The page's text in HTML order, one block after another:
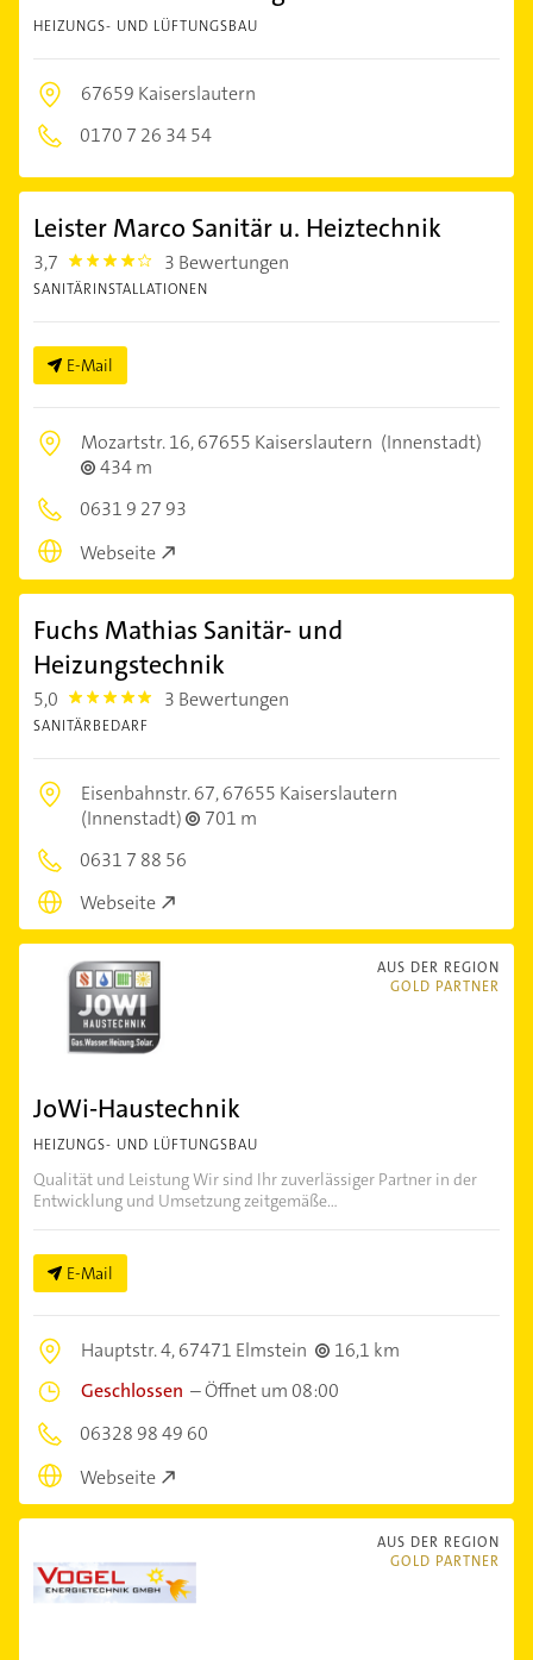
HEIZUNGS- UND LÜFTUNGSBAU
67659 Kaiserslautern
0170 7 26 34 54
Leister Marco Sanitär u. Heiztechnik
3,7 3.7 3 Bewertungen
SANITÄRINSTALLATIONEN
E-Mail
Mozartstr. 16,67655 Kaiserslautern (Innenstadt)
434 m
0631 9 27 93
Webseite
Fuchs Mathias Sanitär- und
Heizungstechnik
5,0 5.0 3 Bewertungen
SANITÄRBEDARF
Eisenbahnstr. 67,67655 Kaiserslautern
(Innenstadt)
701 m
0631 7 88 56
Webseite
AUS DER REGION
GOLD PARTNER
JoWi-Haustechnik
HEIZUNGS- UND LÜFTUNGSBAU
Qualität und Leistung Wir sind Ihr zuverlässiger Partner in der
Entwicklung und Umsetzung zeitgemäße...
E-Mail
Hauptstr. 4,67471 Elmstein
16,1 km
Geschlossen –Öffnet um 08:00
06328 98 49 60
Webseite
AUS DER REGION
GOLD PARTNER